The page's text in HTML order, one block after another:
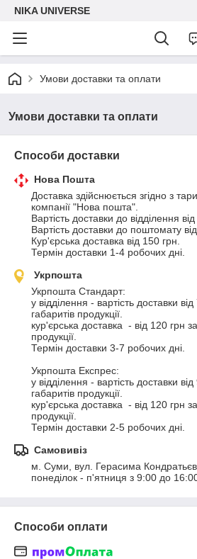
NIKA UNIVERSE
Умови доставки та оплати
Умови доставки та оплати
Способи доставки
Нова Пошта
Доставка здійснюється згідно з
компанії "Нова пошта".
Вартість доставки до відділення
Вартість доставки до поштомату
Кур'єрська доставка від 150 грн.
Термін доставки 1-4 робочих дні.
Укрпошта
Укрпошта Стандарт:
у відділення - вартість доставки
габаритів продукції.
кур'єрська доставка  - від 120 грн
продукції.
Термін доставки 3-7 робочих дні.
Укрпошта Експрес:
у відділення - вартість доставки
габаритів продукції.
кур'єрська доставка  - від 120 грн
продукції.
Термін доставки 2-5 робочих дні.
Самовивіз
м. Суми, вул. Герасима
понеділок - п'ятниця з 9:00 до
Способи оплати